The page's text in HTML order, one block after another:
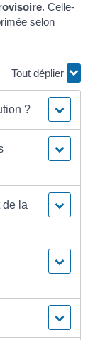
. Celle-
selon
Tout déplier
?
de la